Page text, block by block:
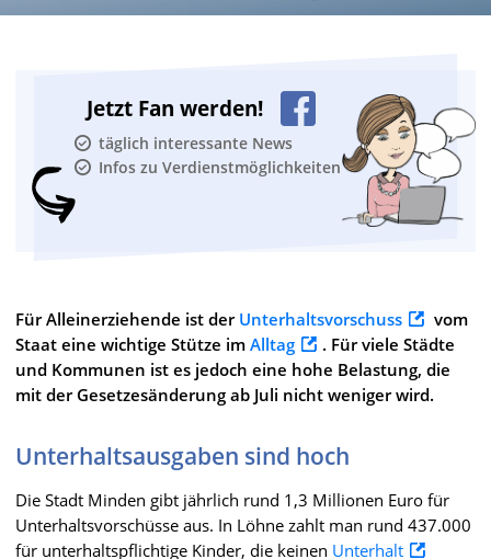
Jetzt Fan werden!
täglich interessante News
Infos zu Verdienstmöglichkeiten
Für Alleinerziehende ist der Unterhaltsvorschuss
vom
Staat eine wichtige Stütze im Alltag
. Für viele Städte
und Kommunen ist es jedoch eine hohe Belastung, die
mit der Gesetzesänderung ab Juli nicht weniger wird.
Unterhaltsausgaben sind hoch
Die Stadt Minden gibt jährlich rund 1,3 Millionen Euro für
Unterhaltsvorschüsse aus. In Löhne zahlt man rund 437.000
für unterhaltspflichtige Kinder, die keinen Unterhalt